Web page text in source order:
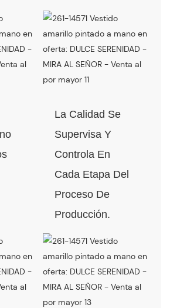
En
La Calidad Se
Supervisa Y
Controla En
Cada Etapa Del
Proceso De
Producción.
Materiales
Cumplen Con